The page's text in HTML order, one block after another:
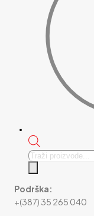
Products
Podrška:
+(387) 35 265 040